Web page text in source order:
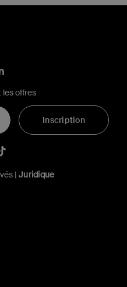
les offres
Inscription
Youtube
Belkin TikTok
|Juridique